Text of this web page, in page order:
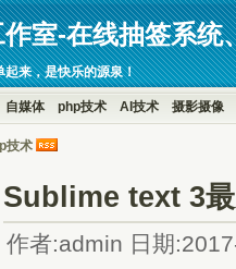
室-在线抽签系统
起来，是快乐的源泉！
自媒体 php技术 AI技术 摄影摄像
技术
Sublime text 3
作者:admin 日期